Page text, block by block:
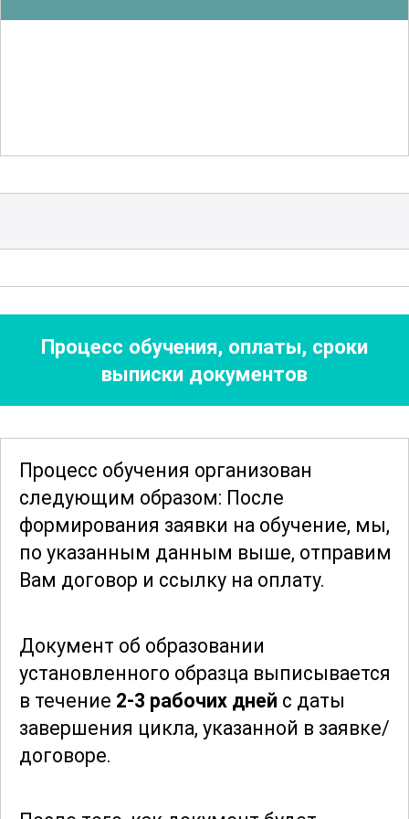
оптимальных результатов.
тесты, чтобы убедиться, что готовый
Курс предлагает глубокое погружение в
теоретические основыи практические
аспекты работы с техническим
углеродом. Вы получите знания,
высококвалифицированным
специалистом в этой области.
По завершении курса вы будете
обладать всеми необходимыми
навыками для успешной работы в
углерода. Это отличная возможность
для тех, кто стремится углубить свои
знания и повысить квалификацию в
данной области.
; Возможны разряды с третьего по четвёртый
Процесс обучения, оплаты, сроки
выписки документов
Процесс обучения организован
следующим образом: После
формирования заявки на обучение, мы,
по указанным данным выше, отправим
Вам договор и ссылку на оплату.
Документ об образовании
установленного образца выписывается
в течение 2-3 рабочих дней с даты
завершения цикла, указанной в заявке/
договоре.